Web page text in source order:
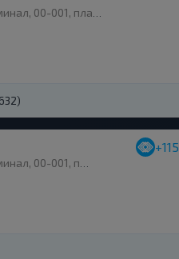
001, платформа 7-8
001, платформа 8
+115